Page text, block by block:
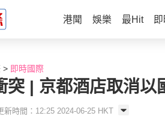
港聞 娛樂 最Hit
即時國際
突 | 京都酒店取消以
新時間：12:25 2024-06-25 HKT